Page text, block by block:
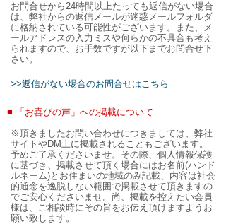
お問合せから24時間以上たっても返信がない場合
は、弊社からの返信メールが迷惑メールフォルダ
に格納されている可能性がございます。また、メ
ールアドレスの入力ミスや何らかの不具合も考え
られますので、お手数ですが以下までお問合せ下
さい。
>>返信がない場合のお問合せはこちら
■ 「お喜びの声」への掲載について
※頂きましたお問い合わせにつきましては、弊社
サイトやDM上に掲載されることもございます。
予めご了承くださいませ。その際、個人情報保護
に基づき、掲載させて頂く場合にはお名前(ハンド
ルネーム)とお住まいの地域のみ記載、内容は社会
的通念を逸脱しない範囲で掲載させて頂きますの
でご安心くださいませ。尚、掲載を控えたい会員
様は、ご相談時にその旨をお伝え頂けますようお
願い致します。